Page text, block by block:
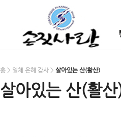
살아있는 산(활산
홈 > 일체 은혜 감사 > 살아있는 산(활산)